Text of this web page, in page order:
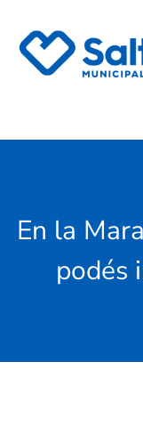
En la
podés